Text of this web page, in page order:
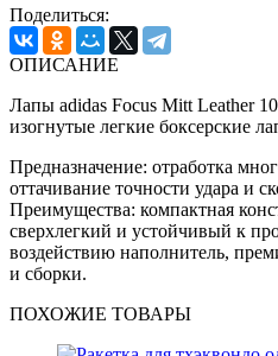
Поделиться:
ОПИСАНИЕ
Лапы adidas Focus Mitt Leather
изогнутые легкие боксерские
Предназначение: отработка
оттачивание точности удара и
Преимущества: компактная
сверхлегкий и устойчивый к
воздействию наполнитель,
и сборки.
ПОХОЖИЕ ТОВАРЫ